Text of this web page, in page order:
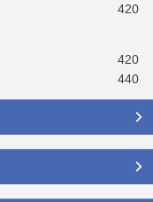
420
420
440